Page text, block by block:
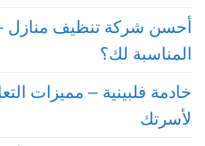
أحسن شركة تنظيف منازل
المناسبة لك؟
خادمة فلبينية – مميزات
لأسرتك